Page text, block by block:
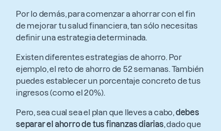
Por lo demás, para comenzar a ahorrar con el fin
de mejorar tu salud financiera, tan sólo necesitas
definir una estrategia determinada.
Existen diferentes estrategias de ahorro. Por
ejemplo, el reto de ahorro de 52 semanas. También
puedes establecer un porcentaje concreto de tus
ingresos (como el 20%).
Pero, sea cual sea el plan que lleves a cabo,debes
separar el ahorro de tus finanzas diarias, dado que